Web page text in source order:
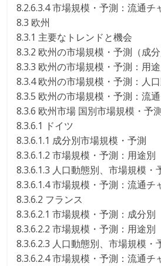
8.2.6.3.4 市場規模・予測：流通チ
8.3 欧州
8.3.1 主要なトレンドと機会
8.3.2 欧州の市場規模・予測（成
8.3.3 欧州の市場規模・予測：用
8.3.4 欧州の市場規模・予測：人
8.3.5 欧州の市場規模・予測：流
8.3.6 欧州市場 国別市場規模・予
8.3.6.1 ドイツ
8.3.6.1.1 成分別市場規模・予測
8.3.6.1.2 市場規模・予測：用途別
8.3.6.1.3 人口動態別、市場規模・
8.3.6.1.4 市場規模・予測：流通チ
8.3.6.2 フランス
8.3.6.2.1 市場規模・予測：成分別
8.3.6.2.2 市場規模・予測：用途別
8.3.6.2.3 人口動態別、市場規模・
8.3.6.2.4 市場規模・予測：流通チ